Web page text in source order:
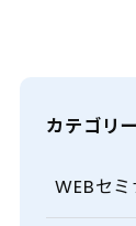
カテゴリー
WEBセミ